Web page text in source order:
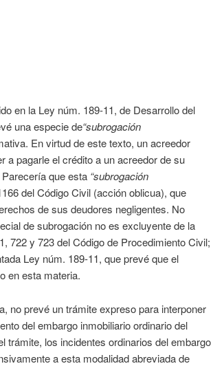
en la Ley núm. 189-11, de Desarrollo del
una especie de“subrogación
En virtud de este texto, un acreedor
a pagarle el crédito a un acreedor de su
que esta “subrogación
del Código Civil (acción oblicua), que
de sus deudores negligentes. No
de subrogación no es excluyente de la
722 y 723 del Código de Procedimiento Civil;
Ley núm. 189-11, que prevé que el
en esta materia.
no prevé un trámite expreso para interponer
del embargo inmobiliario ordinario del
trámite, los incidentes ordinarios del embargo
a esta modalidad abreviada de